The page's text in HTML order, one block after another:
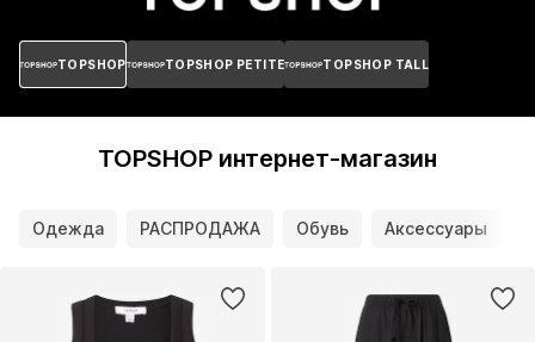
TOPSHOP TOPSHOP PETITE TOPSHOP TALL
TOPSHOP интернет-магазин
Одежда РАСПРОДАЖА Обувь Аксессуары